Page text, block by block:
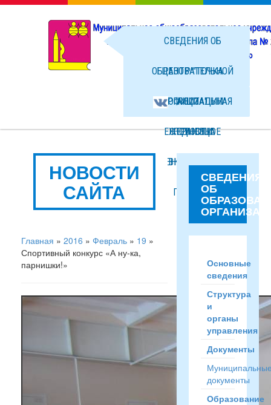
СВЕДЕНИЯ ОБ
ОБРАЗОВАТЕЛЬНОЙ
ОРГАНИЗАЦИИ
НОВОСТИ
ФАЙЛЫ
ЦЕНТР "ТОЧКА
РОСТА"
ЕЖЕДНЕВНОЕ
МЕНЮ ГОРЯЧЕГО
ПИТАНИЯ
ОФИЦИАЛЬНАЯ
СТРАНИЦА
ВКОНТАКТЕ
НОВОСТИ
САЙТА
Главная » 2016 » Февраль » 19 »
Спортивный конкурс «А ну-ка,
парнишки!»
СВЕДЕНИЯ
ОБ
Основные
сведения
Структура
и
органы
управления
Документы
документы
Образование